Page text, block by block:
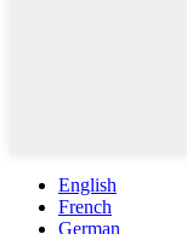
English
French
German